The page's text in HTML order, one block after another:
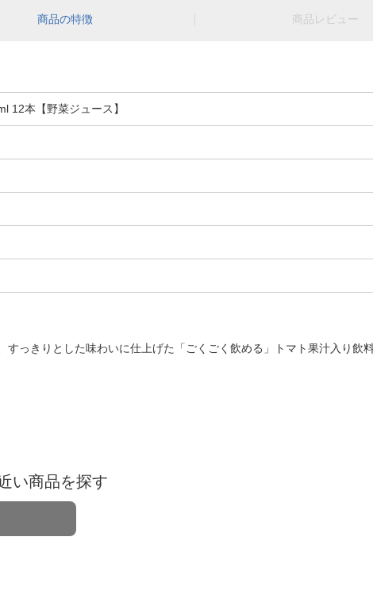
商品の特徴 商品レビュー
12本【野菜ジュース】
っきりとした味わいに仕上げた「ごくごく飲める」トマト果汁入り飲
い商品を探す